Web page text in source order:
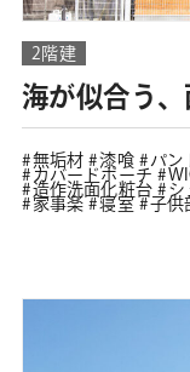
2階建
海が似合う
無垢材 漆喰 パン
カバードポーチ
造作洗面化粧台
シ
家事楽
寝室 子供